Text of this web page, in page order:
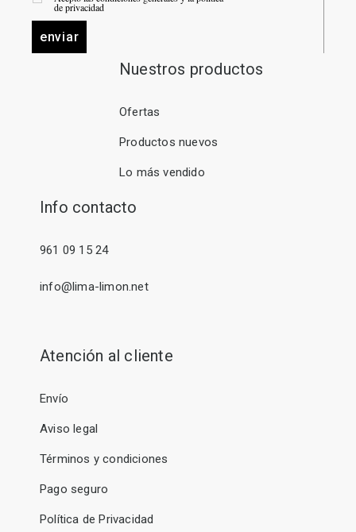
de privacidad
enviar
Nuestros productos
Ofertas
Productos nuevos
Lo más vendido
Info contacto
961 09 15 24
info@lima-limon.net
Atención al cliente
Envío
Aviso legal
Términos y condiciones
Pago seguro
Política de Privacidad